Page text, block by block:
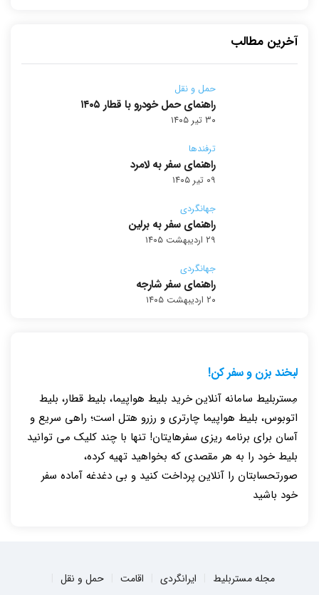
آخرین مطالب
حمل و نقل
راهنمای حمل خودرو با قطار ۱۴۰۵
۳۰ تیر ۱۴۰۵
ترفندها
راهنمای سفر به لامرد
۰۹ تیر ۱۴۰۵
جهانگردی
راهنمای سفر به برلین
۲۹ اردیبهشت ۱۴۰۵
جهانگردی
راهنمای سفر شارجه
۲۰ اردیبهشت ۱۴۰۵
لبخند بزن و سفر کن!
مِستربلیط سامانه آنلاین خرید بلیط هواپیما، بلیط قطار، بلیط
اتوبوس، بلیط هواپیما چارتری و رزرو هتل است؛ راهی سریع و
آسان برای برنامه ریزی سفرهایتان! تنها با چند کلیک می توانید
بلیط خود را به هر مقصدی که بخواهید تهیه کرده،
صورتحسابتان را آنلاین پرداخت کنید و بی دغدغه آماده سفر
خود باشید
مجله مستربلیط ایرانگردی اقامت حمل و نقل